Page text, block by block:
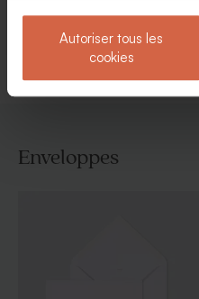
Autoriser tous les
cookies
Voir toute la
Enveloppes